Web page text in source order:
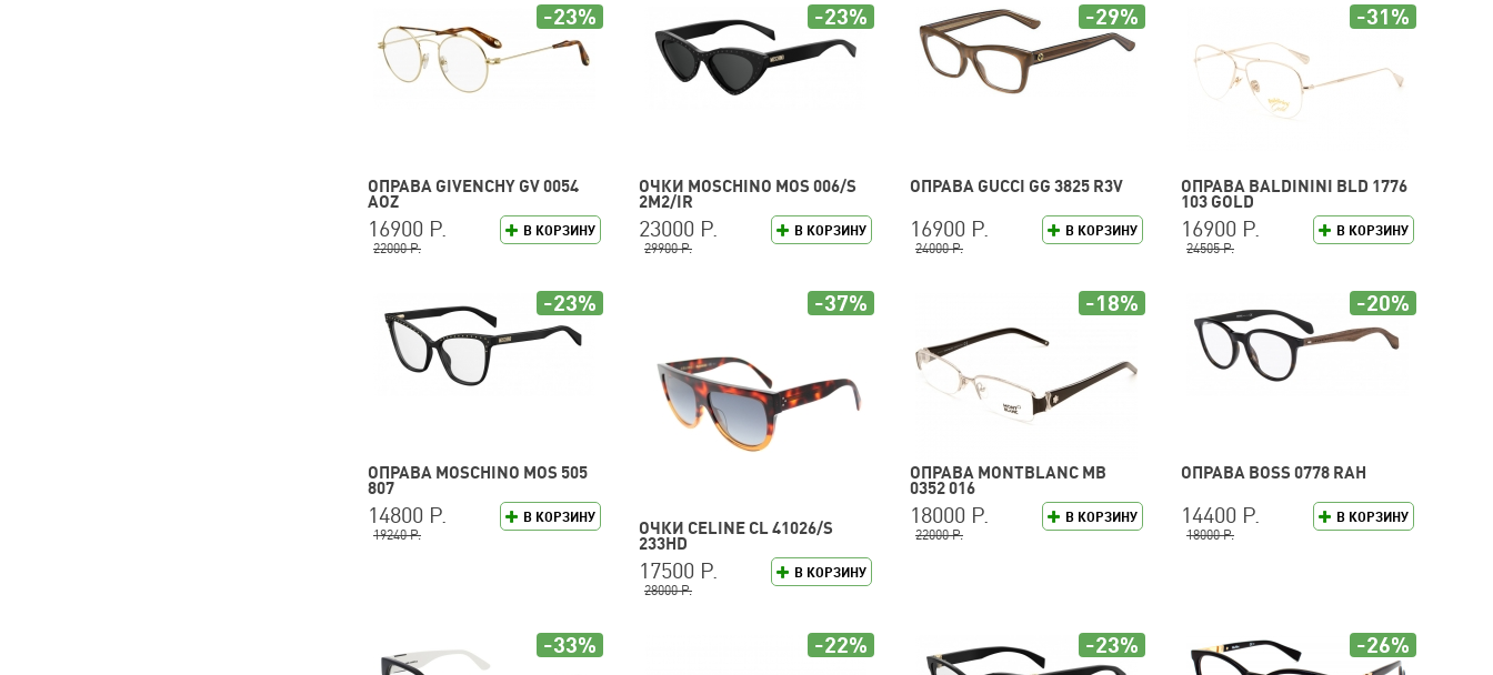
ОПРАВА GIVENCHY GV 0054
AOZ
В КОРЗИНУ
16900 Р.
22000 Р.
-23%
ОЧКИ MOSCHINO MOS 006/S
2M2/IR
В КОРЗИНУ
23000 Р.
29900 Р.
-23%
ОПРАВА GUCCI GG 3825 R3V
В КОРЗИНУ
16900 Р.
24000 Р.
-29%
ОПРАВА BALDININI BLD 1776
103 GOLD
В КОРЗИНУ
16900 Р.
24505 Р.
-31%
ОПРАВА MOSCHINO MOS 505
807
В КОРЗИНУ
14800 Р.
19240 Р.
-23%
ОЧКИ CELINE CL 41026/S
233HD
В КОРЗИНУ
17500 Р.
28000 Р.
-37%
ОПРАВА MONTBLANC MB
0352 016
В КОРЗИНУ
18000 Р.
22000 Р.
-18%
ОПРАВА BOSS 0778 RAH
В КОРЗИНУ
14400 Р.
18000 Р.
-20%
-33% -22% -23% -26%